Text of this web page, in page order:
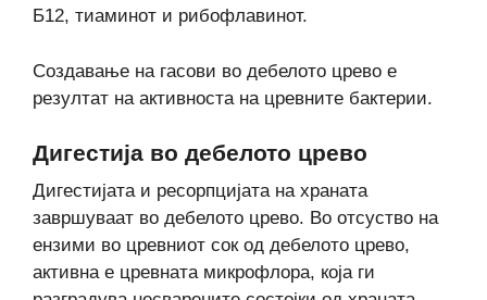
Б12, тиаминот и рибофлавинот.
Создавање на гасови во дебелото црево е
резултат на активноста на цревните бактерии.
Дигестија во дебелото црево
Дигестијата и ресорпцијата на храната
завршуваат во дебелото црево. Во отсуство на
ензими во цревниот сок од дебелото црево,
активна е цревната микрофлора, која ги